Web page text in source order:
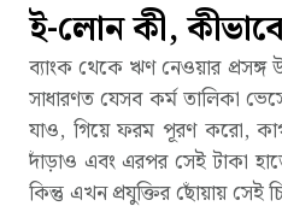
ই-লোন কী,
ব্যাংক থেকে ঋণ নেওয়ার প্রসঙ্গ
সাধারণত যেসব কর্ম তালিকা
যাও, গিয়ে ফরম পূরণ করো,
দাঁড়াও এবং এরপর সেই টাকা
কিন্তু এখন প্রযুক্তির ছোঁয়ায় সেই